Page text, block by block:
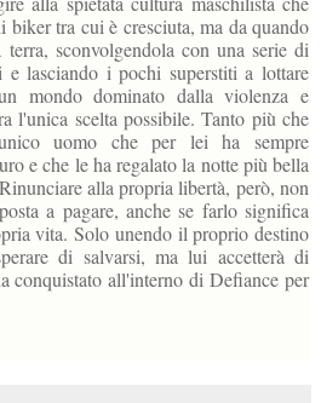
biker tra cui è cresciuta, ma da quando
sconvolgendola con una serie di
e lasciando i pochi superstiti a lottare
mondo dominato dalla violenza e
l'unica scelta possibile. Tanto più che
uomo che per lei ha sempre
e che le ha regalato la notte più bella
alla propria libertà, però, non
a pagare, anche se farlo significa
vita. Solo unendo il proprio destino
di salvarsi, ma lui accetterà di
conquistato all'interno di Defiance per